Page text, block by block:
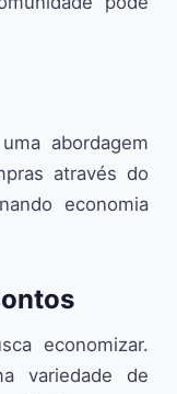
abordagem
através do
economia
economizar.
variedade de